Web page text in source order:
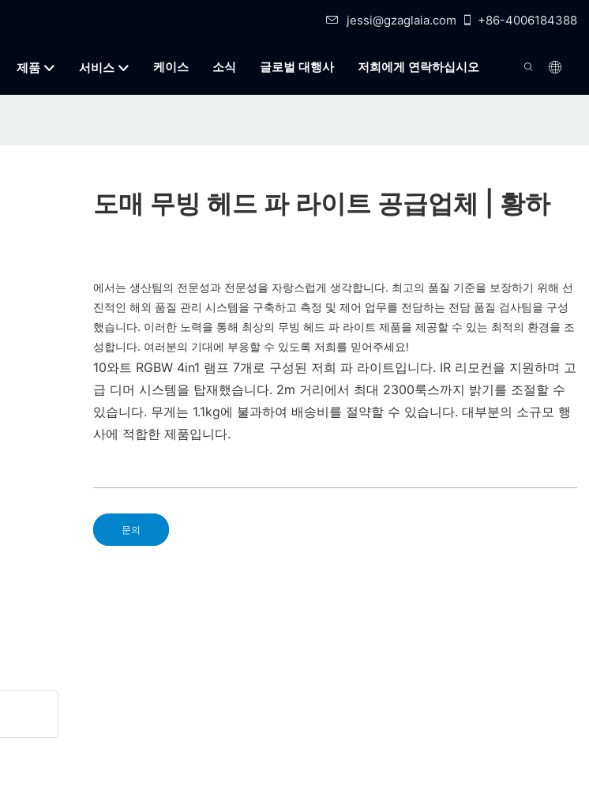
jessi@gzaglaia.com +86-4006184388
제품 서비스 케이스 소식 글로벌 대행사 저희에게 연락하십시오
도매 무빙 헤드 파 라이트 공급업체 | 황하
에서는 생산팀의 전문성과 전문성을 자랑스럽게 생각합니다. 최고의 품질 기준을 보장하기 위해 선
진적인 해외 품질 관리 시스템을 구축하고 측정 및 제어 업무를 전담하는 전담 품질 검사팀을 구성
했습니다. 이러한 노력을 통해 최상의 무빙 헤드 파 라이트 제품을 제공할 수 있는 최적의 환경을 조
성합니다. 여러분의 기대에 부응할 수 있도록 저희를 믿어주세요!
10와트 RGBW 4in1 램프 7개로 구성된 저희 파 라이트입니다. IR 리모컨을 지원하며 고
급 디머 시스템을 탑재했습니다. 2m 거리에서 최대 2300룩스까지 밝기를 조절할 수
있습니다. 무게는 1.1kg에 불과하여 배송비를 절약할 수 있습니다. 대부분의 소규모 행
사에 적합한 제품입니다.
문의